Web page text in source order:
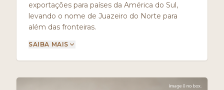
exportações para países da América do Sul,
levando o nome de Juazeiro do Norte para
além das fronteiras.
SAIBA MAIS